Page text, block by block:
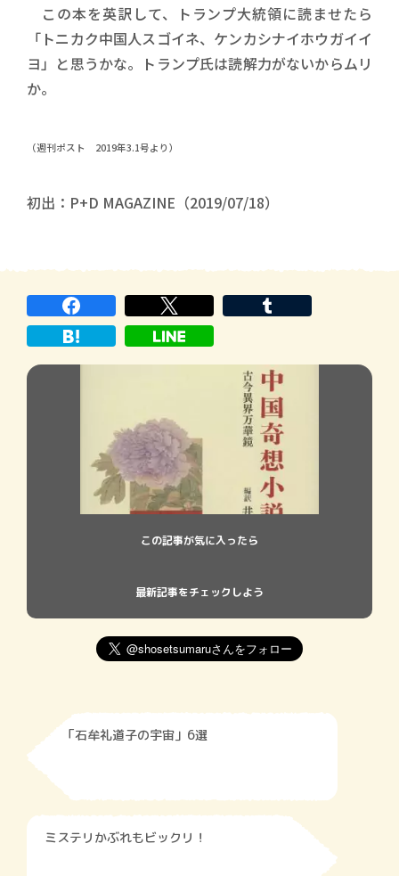
この本を英訳して、トランプ大統領に読ませたら
「トニカク中国人スゴイネ、ケンカシナイホウガイイ
ヨ」と思うかな。トランプ氏は読解力がないからムリ
か。
（週刊ポスト 2019年3.1号より）
初出：P+D MAGAZINE（2019/07/18）
この記事が気に入ったら
最新記事をチェックしよう
「石牟礼道子の宇宙」6選
ミステリかぶれもビックリ！